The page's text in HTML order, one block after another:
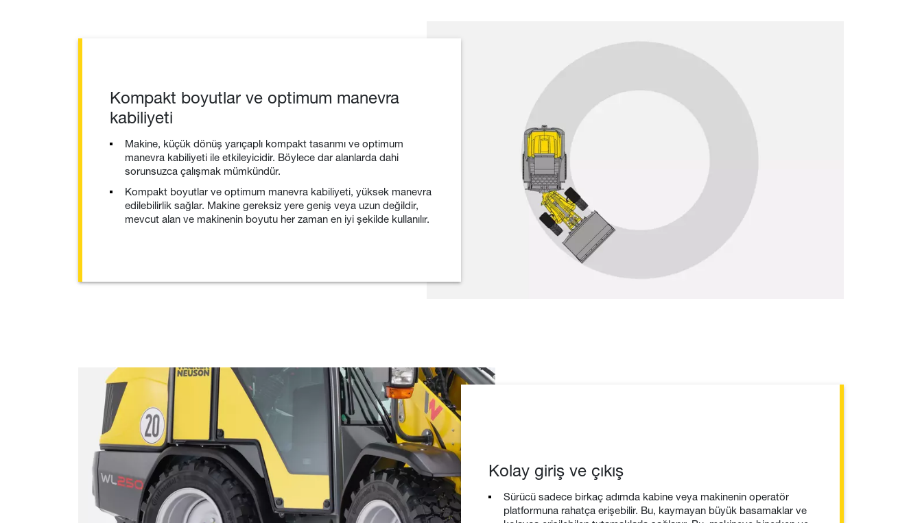
Kompakt boyutlar ve optimum manevra
kabiliyeti
Makine, küçük dönüş yarıçaplı kompakt tasarımı ve optimum
manevra kabiliyeti ile etkileyicidir. Böylece dar alanlarda dahi
sorunsuzca çalışmak mümkündür.
Kompakt boyutlar ve optimum manevra kabiliyeti, yüksek manevra
edilebilirlik sağlar. Makine gereksiz yere geniş veya uzun değildir,
mevcut alan ve makinenin boyutu her zaman en iyi şekilde kullanılır.
Kolay giriş ve çıkış
Sürücü sadece birkaç adımda kabine veya makinenin operatör
platformuna rahatça erişebilir. Bu, kaymayan büyük basamaklar ve